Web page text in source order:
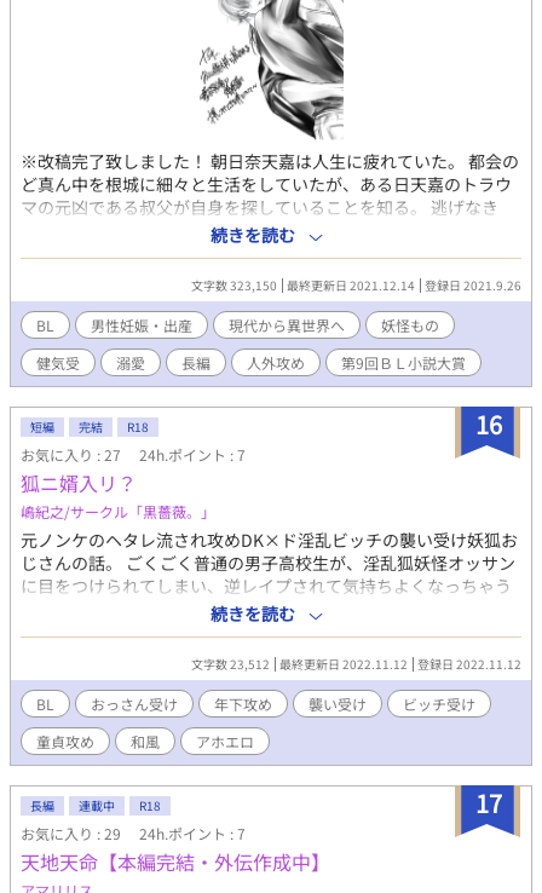
※改稿完了致しました！ 朝日奈天嘉は人生に疲れていた。 都会の
ど真ん中を根城に細々と生活をしていたが、ある日天嘉のトラウ
マの元凶である叔父が自身を探していることを知る。 逃げなき
ゃ。 俺の人生ここまでついてないなんて、まじでウケるんですけ
ど。 叔父の手から逃げるべく、求人広告片手にたどり着いた山
奥。住み込みバイトに一縷の望みを託したはずなのに、気がつい
たら百鬼夜行の化け物たちの里にいた！？ なんだこれ情報量が多
すぎる。 天嘉の目の前の美丈夫は、動揺する天嘉に優しく諭すよ
うに言った。 「大丈夫、みんな気のいい奴らばかりさ。早速だが
俺と契ってくれ。」 「いやちょっと意味がわからn」 人生の再ス
タートが大妖怪との結婚だなんて聞いていない。 理不尽が婚姻届
片手にやってきた！ チート天然大天狗、御嶽山総大将 蘇芳×訳
あり勤労ヤンキー朝日奈天嘉 ギャグあり、シリアスあり、例にも
漏れず男性妊娠有りのハッピー子育て和風ファンタジー 試し読み
でブクマしてくださった方が一定数いらっしゃったので、この度
めでたく執筆する事にしました。（イエーイ） 試し読みはその後
のお話になっていますので、そちらから読んでも大丈夫です。 男
性妊娠、特殊性癖、作者の性癖てんこ盛り小説。男性妊娠といえ
ば私というふうになりたいえへへ。 パソコン執筆なので更新は早
くないかもしれませんが、楽しみにしてくださると嬉しいです 同
時更新で、名無しの龍は愛されたいも更新&エントリー中。そち
らもぜひよろしくお願いいたしますー！
続きを読む
文字数 323,150 最終更新日 2021.12.14 登録日 2021.9.26
BL 男性妊娠・出産 現代から異世界へ
妖怪もの
健気受
溺愛 長編 人外攻め 第9回ＢＬ小説大賞
16
短編 完結 R18
お気に入り : 27 24h.ポイント : 7
狐ニ婿入リ？
嶋紀之/サークル「黒薔薇。」
元ノンケのヘタレ流され攻めDK×ド淫乱ビッチの襲い受け妖狐お
じさんの話。 ごくごく普通の男子高校生が、淫乱狐妖怪オッサン
に目をつけられてしまい、逆レイプされて気持ちよくなっちゃう
アホエロです。逆レのわりにはイチャイチャ。 ハートマーク多
用、淫語多め、攻めがあんあん喘いでます。 攻め……童貞DK/純
情/実は独占欲強めの性豪 受け……おっさん妖狐/ビッチ/惚れたら
一途♡
続きを読む
文字数 23,512 最終更新日 2022.11.12 登録日 2022.11.12
BL おっさん受け 年下攻め 襲い受け
ビッチ受け
童貞攻め
和風 アホエロ
17
長編 連載中 R18
お気に入り : 29 24h.ポイント : 7
天地天命【本編完結・外伝作成中】